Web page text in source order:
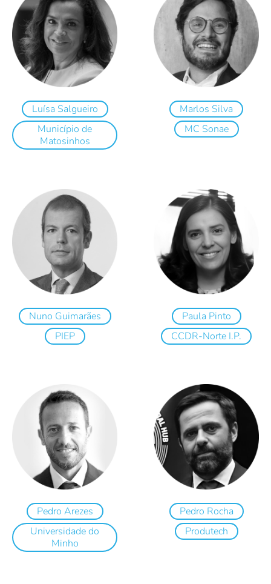
Luísa Salgueiro
Município de
Matosinhos
Marlos Silva
MC Sonae
Nuno Guimarães
PIEP
Paula Pinto
CCDR-Norte I.P.
Pedro Arezes
Universidade do
Minho
Pedro Rocha
Produtech